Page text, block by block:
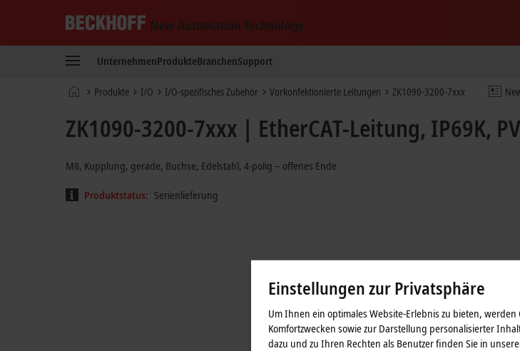
New
Technology
UnternehmenProdukteBranchenSupport
StartseiteProdukte I/O I/O-spezifisches Zubehör Vorkonfektionierte Leitungen ZK1090-3200-7xxx
ZK1090-3200-7xxx | EtherCAT-Leitung, IP69K,
M8, Kupplung, gerade, Buchse, Edelstahl, 4-polig – offenes Ende
Produktstatus: Serienlieferung
Einstellungen zur Privatsphäre
Um Ihnen ein optimales Website-Erlebnis zu bieten, werden
Komfortzwecken sowie zur Darstellung personalisierter
dazu und zu Ihren Rechten als Benutzer finden Sie in